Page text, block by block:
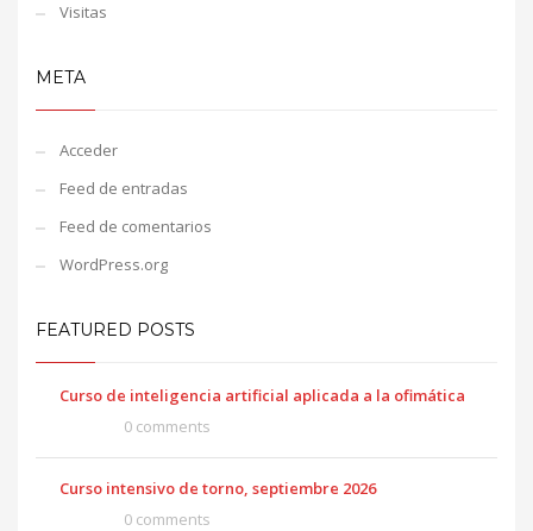
Visitas
META
Acceder
Feed de entradas
Feed de comentarios
WordPress.org
FEATURED POSTS
Curso de inteligencia artificial aplicada a la ofimática
0 comments
Curso intensivo de torno, septiembre 2026
0 comments